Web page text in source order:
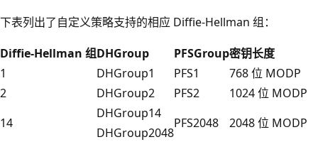
下表列出了自定义策略支持的相应 Diffie-Hellman 组：
Diffie-Hellman 组DHGroup PFSGroup密钥长度
1
DHGroup1 PFS1
768 位 MODP
2
DHGroup2 PFS2
1024 位 MODP
14
DHGroup14
DHGroup2048
PFS2048
2048 位 MODP